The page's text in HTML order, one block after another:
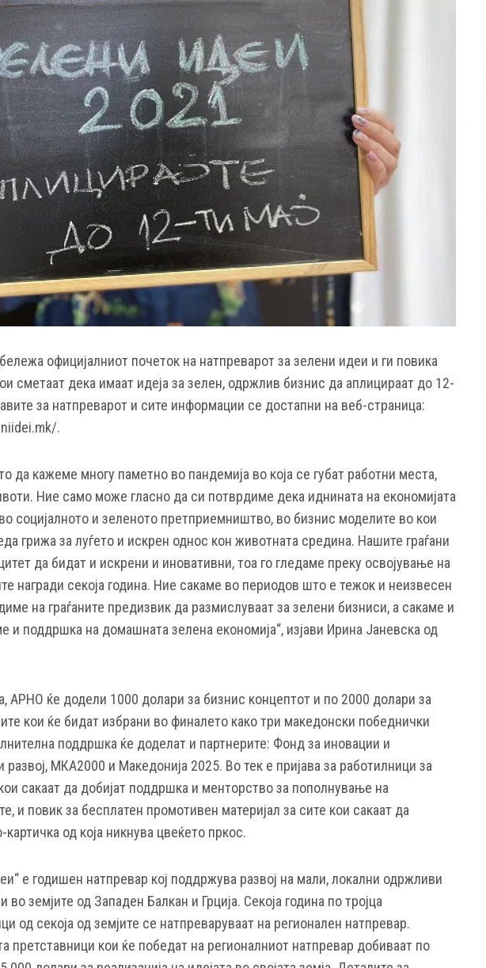
официјалниот почеток на натпреварот за зелени идеи и ги повика
сметаат дека имаат идеја за зелен, одржлив бизнис да аплицираат до 12-
за натпреварот и сите информации се достапни на веб-страница:
.
да кажеме многу паметно во пандемија во која се губат работни места,
Ние само може гласно да си потврдиме дека иднината на економијата
социјалното и зеленото претприемништво, во бизнис моделите во кои
грижа за луѓето и искрен однос кон животната средина. Нашите граѓани
да бидат и искрени и иновативни, тоа го гледаме преку освојување на
награди секоја година. Ние сакаме во периодов што е тежок и неизвесен
на граѓаните предизвик да размислуваат за зелени бизниси, а сакаме и
и поддршка на домашната зелена економија“, изјави Ирина Јаневска од
АРНО ќе додели 1000 долари за бизнис концептот и по 2000 долари за
кои ќе бидат избрани во финалето како три македонски победнички
поддршка ќе доделат и партнерите: Фонд за иновации и
развој, МКА2000 и Македонија 2025. Во тек е пријава за работилници за
сакаат да добијат поддршка и менторство за пополнување на
и повик за бесплатен промотивен материјал за сите кои сакаат да
картичка од која никнува цвеќето пркос.
е годишен натпревар кој поддржува развој на мали, локални одржливи
во земјите од Западен Балкан и Грција. Секоја година по тројца
од секоја од земјите се натпреваруваат на регионален натпревар.
претставници кои ќе победат на регионалниот натпревар добиваат по